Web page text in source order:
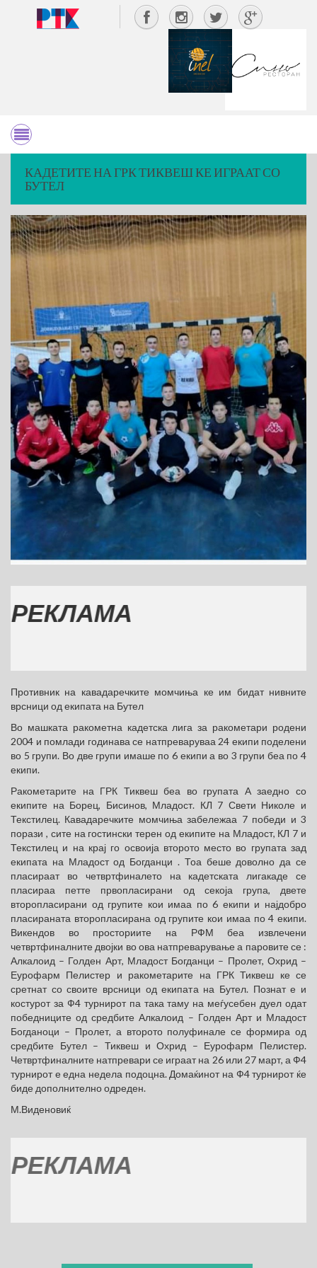
КАДЕТИТЕ НА ГРК ТИКВЕШ КЕ ИГРААТ СО
БУТЕЛ
Противник на кавадаречките момчиња ке им бидат нивните
врсници од екипата на Бутел
Во машката ракометна кадетска лига за ракометари родени
2004 и помлади годинава се натпреваруваа 24 екипи поделени
во 5 групи. Во две групи имаше по 6 екипи а во 3 групи беа по 4
екипи.
Ракометарите на ГРК Тиквеш беа во групата А заедно со
екипите на Борец, Бисинов, Младост. КЛ 7 Свети Николе и
Текстилец. Кавадаречките момчиња забележаа 7 победи и 3
порази , сите на гостински терен од екипите на Младост, КЛ 7 и
Текстилец и на крај го освоија второто место во групата зад
екипата на Младост од Богданци . Тоа беше доволно да се
пласираат во четвртфиналето на кадетската лигакаде се
пласираа петте првопласирани од секоја група, двете
второпласирани од групите кои имаа по 6 екипи и најдобро
пласираната второпласирана од групите кои имаа по 4 екипи.
Викендов во просториите на РФМ беа извлечени
четвртфиналните двојки во ова натпреварување а паровите се :
Алкалоид – Голден Арт, Младост Богданци – Пролет, Охрид –
Еурофарм Пелистер и ракометарите на ГРК Тиквеш ке се
сретнат со своите врсници од екипата на Бутел. Познат е и
костурот за Ф4 турнирот па така таму на меѓусебен дуел одат
победниците од средбите Алкалоид – Голден Арт и Младост
Богданоци – Пролет, а второто полуфинале се формира од
средбите Бутел – Тиквеш и Охрид – Еурофарм Пелистер.
Четвртфиналните натпревари се играат на 26 или 27 март, а Ф4
турнирот е една недела подоцна. Домаќинот на Ф4 турнирот ќе
биде дополнително одреден.
М.Виденовиќ